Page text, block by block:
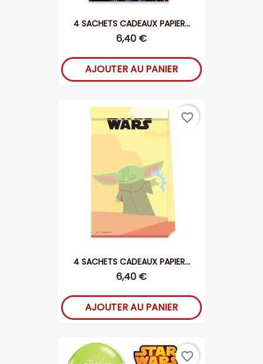
4 SACHETS CADEAUX PAPIER...
6,40 €
AJOUTER AU PANIER
4 SACHETS CADEAUX PAPIER...
6,40 €
AJOUTER AU PANIER
favorite_border
favorite_border